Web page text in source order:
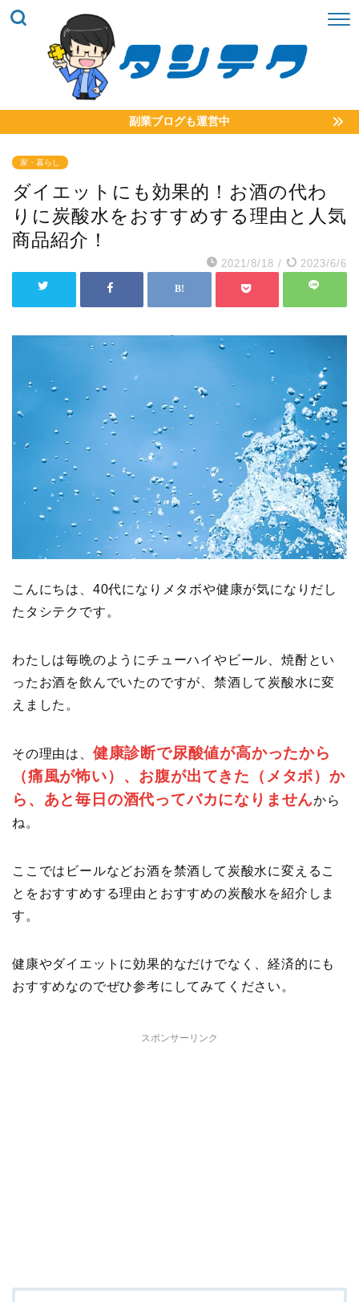
副業ブログも運営中
家・暮らし
ダイエットにも効果的！お酒の代わ
りに炭酸水をおすすめする理由と人気
商品紹介！
2021/8/18 / 2023/6/6
こんにちは、40代になりメタボや健康が気になりだし
たタシテクです。
わたしは毎晩のようにチューハイやビール、焼酎とい
ったお酒を飲んでいたのですが、禁酒して炭酸水に変
えました。
その理由は、 健康診断で尿酸値が高かったから
（痛風が怖い）、お腹が出てきた（メタボ）か
ら、あと毎日の酒代ってバカになりませんから
ね。
ここではビールなどお酒を禁酒して炭酸水に変えるこ
とをおすすめする理由とおすすめの炭酸水を紹介しま
す。
健康やダイエットに効果的なだけでなく、経済的にも
おすすめなのでぜひ参考にしてみてください。
スポンサーリンク